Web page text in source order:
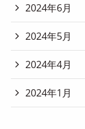
2024年6月
2024年5月
2024年4月
2024年1月